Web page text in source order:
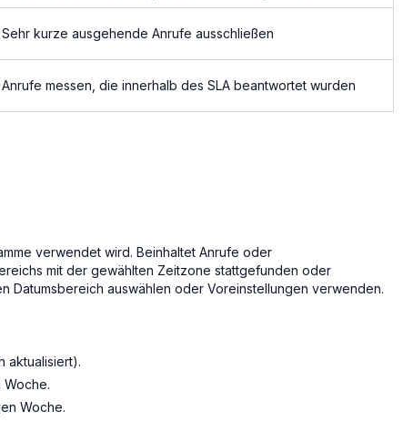
Sehr kurze ausgehende Anrufe ausschließen
Anrufe messen, die innerhalb des SLA beantwortet wurden
verwendet wird. Beinhaltet Anrufe oder
mit der gewählten Zeitzone stattgefunden oder
auswählen oder Voreinstellungen verwenden.
aktualisiert).
Woche.